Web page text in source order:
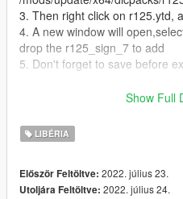
3. Then right click on r125.ytd,
4. A new window will
drop the r125_sign_7 to add
5. Don't forget to save before
Credits : Thanks to Zenimo
mods.com/users/Zen-Imogen
yamaha-yzf-r125-add-on-tuning-
Show Full
LIBÉRIA
Először Feltöltve: 2022. július 23.
Utoljára Feltöltve: 2022. július 24.